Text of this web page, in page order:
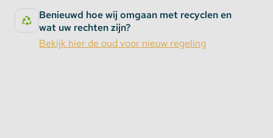
Benieuwd hoe wij omgaan met recyclen en
wat uw rechten zijn?
Bekijk hier de oud voor nieuw regeling